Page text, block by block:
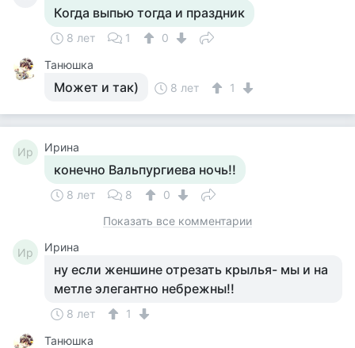
Когда выпью тогда и праздник
8 лет 1
0
Танюшка
Может и так) 8 лет 1
Ир Ирина
конечно Вальпургиева ночь!!
8 лет 8
0
Показать все комментарии
Ир Ирина
ну если женшине отрезать крылья- мы и на
метле элегантно небрежны!!
8 лет
1
Танюшка